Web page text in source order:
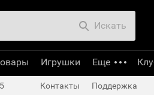
Искать
Игрушки Еще
Контакты Поддержка